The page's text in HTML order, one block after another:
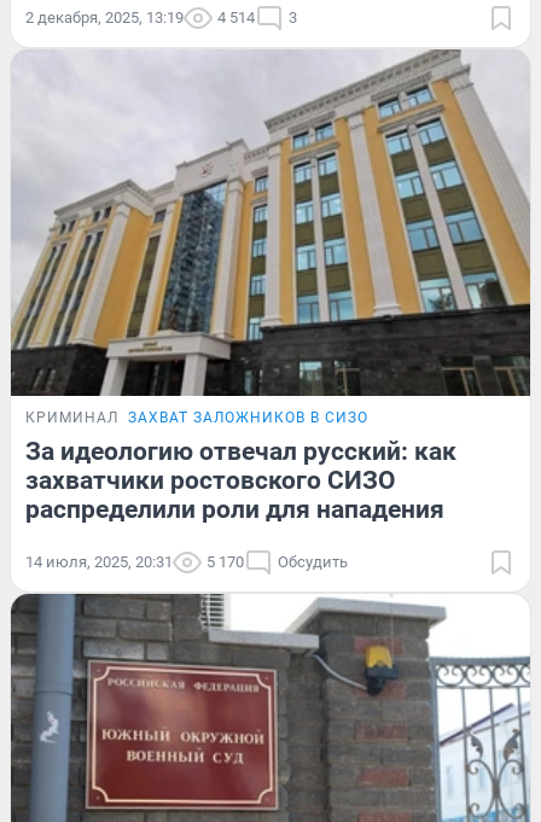
2 декабря, 2025, 13:19 4 514 3
КРИМИНАЛ ЗАХВАТ ЗАЛОЖНИКОВ В СИЗО
За идеологию отвечал русский: как
захватчики ростовского СИЗО
распределили роли для нападения
14 июля, 2025, 20:31 5 170 Обсудить